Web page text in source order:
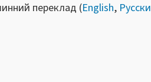
переклад (English,